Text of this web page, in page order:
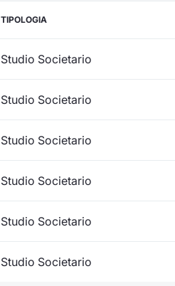
TIPOLOGIA
Studio Societario
Studio Societario
Studio Societario
Studio Societario
Studio Societario
Studio Societario